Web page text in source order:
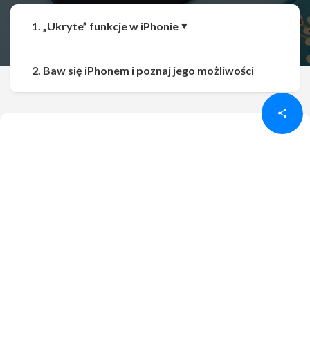
Udostępnij Udostępnij
1. „Ukryte” funkcje w iPhonie
2. Baw się iPhonem i poznaj jego możliwości